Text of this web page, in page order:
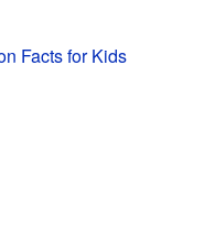
Facts for Kids